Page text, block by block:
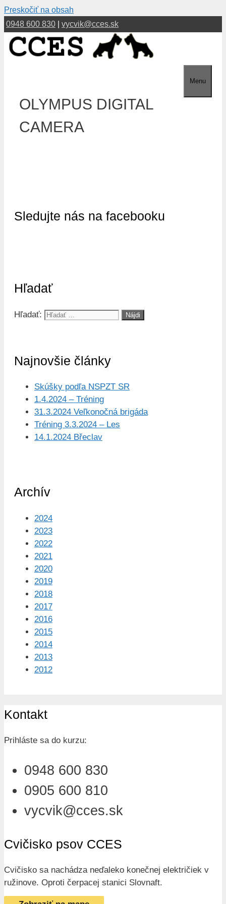
Preskočiť na obsah
0948 600 830
vycvik@cces.sk
Menu
OLYMPUS DIGITAL
CAMERA
Sledujte nás na facebooku
Hľadať
Hľadať:
Najnovšie články
Skúšky podľa NSPZT SR
1.4.2024 – Tréning
31.3.2024 Veľkonočná brigáda
Tréning 3.3.2024 – Les
14.1.2024 Břeclav
Archív
2024
2023
2022
2021
2020
2019
2018
2017
2016
2015
2014
2013
2012
Kontakt
Prihláste sa do kurzu:
0948 600 830
0905 600 810
vycvik@cces.sk
Cvičisko psov CCES
Cvičisko sa nachádza neďaleko konečnej električiek v
ružinove. Oproti čerpacej stanici Slovnaft.